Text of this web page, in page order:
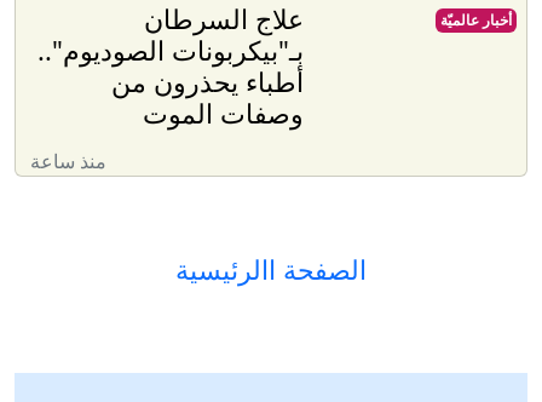
علاج السرطان
بـ"بيكربونات الصوديوم"..
أطباء يحذرون من
وصفات الموت
منذ ساعة
أخبار عالميّة
الصفحة االرئيسية